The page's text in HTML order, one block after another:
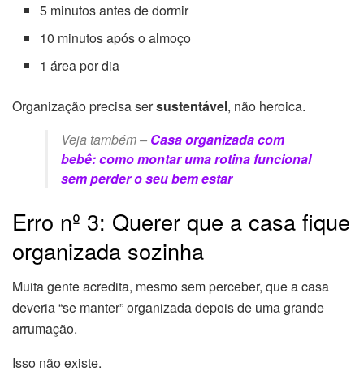
5 minutos antes de dormir
10 minutos após o almoço
1 área por dia
Organização precisa sersustentável, não heroica.
Veja também – Casa organizada com
bebê: como montar uma rotina funcional
sem perder o seu bem estar
Erro nº 3: Querer que a casa fique
organizada sozinha
Muita gente acredita, mesmo sem perceber, que a casa
deveria “se manter” organizada depois de uma grande
arrumação.
Isso não existe.